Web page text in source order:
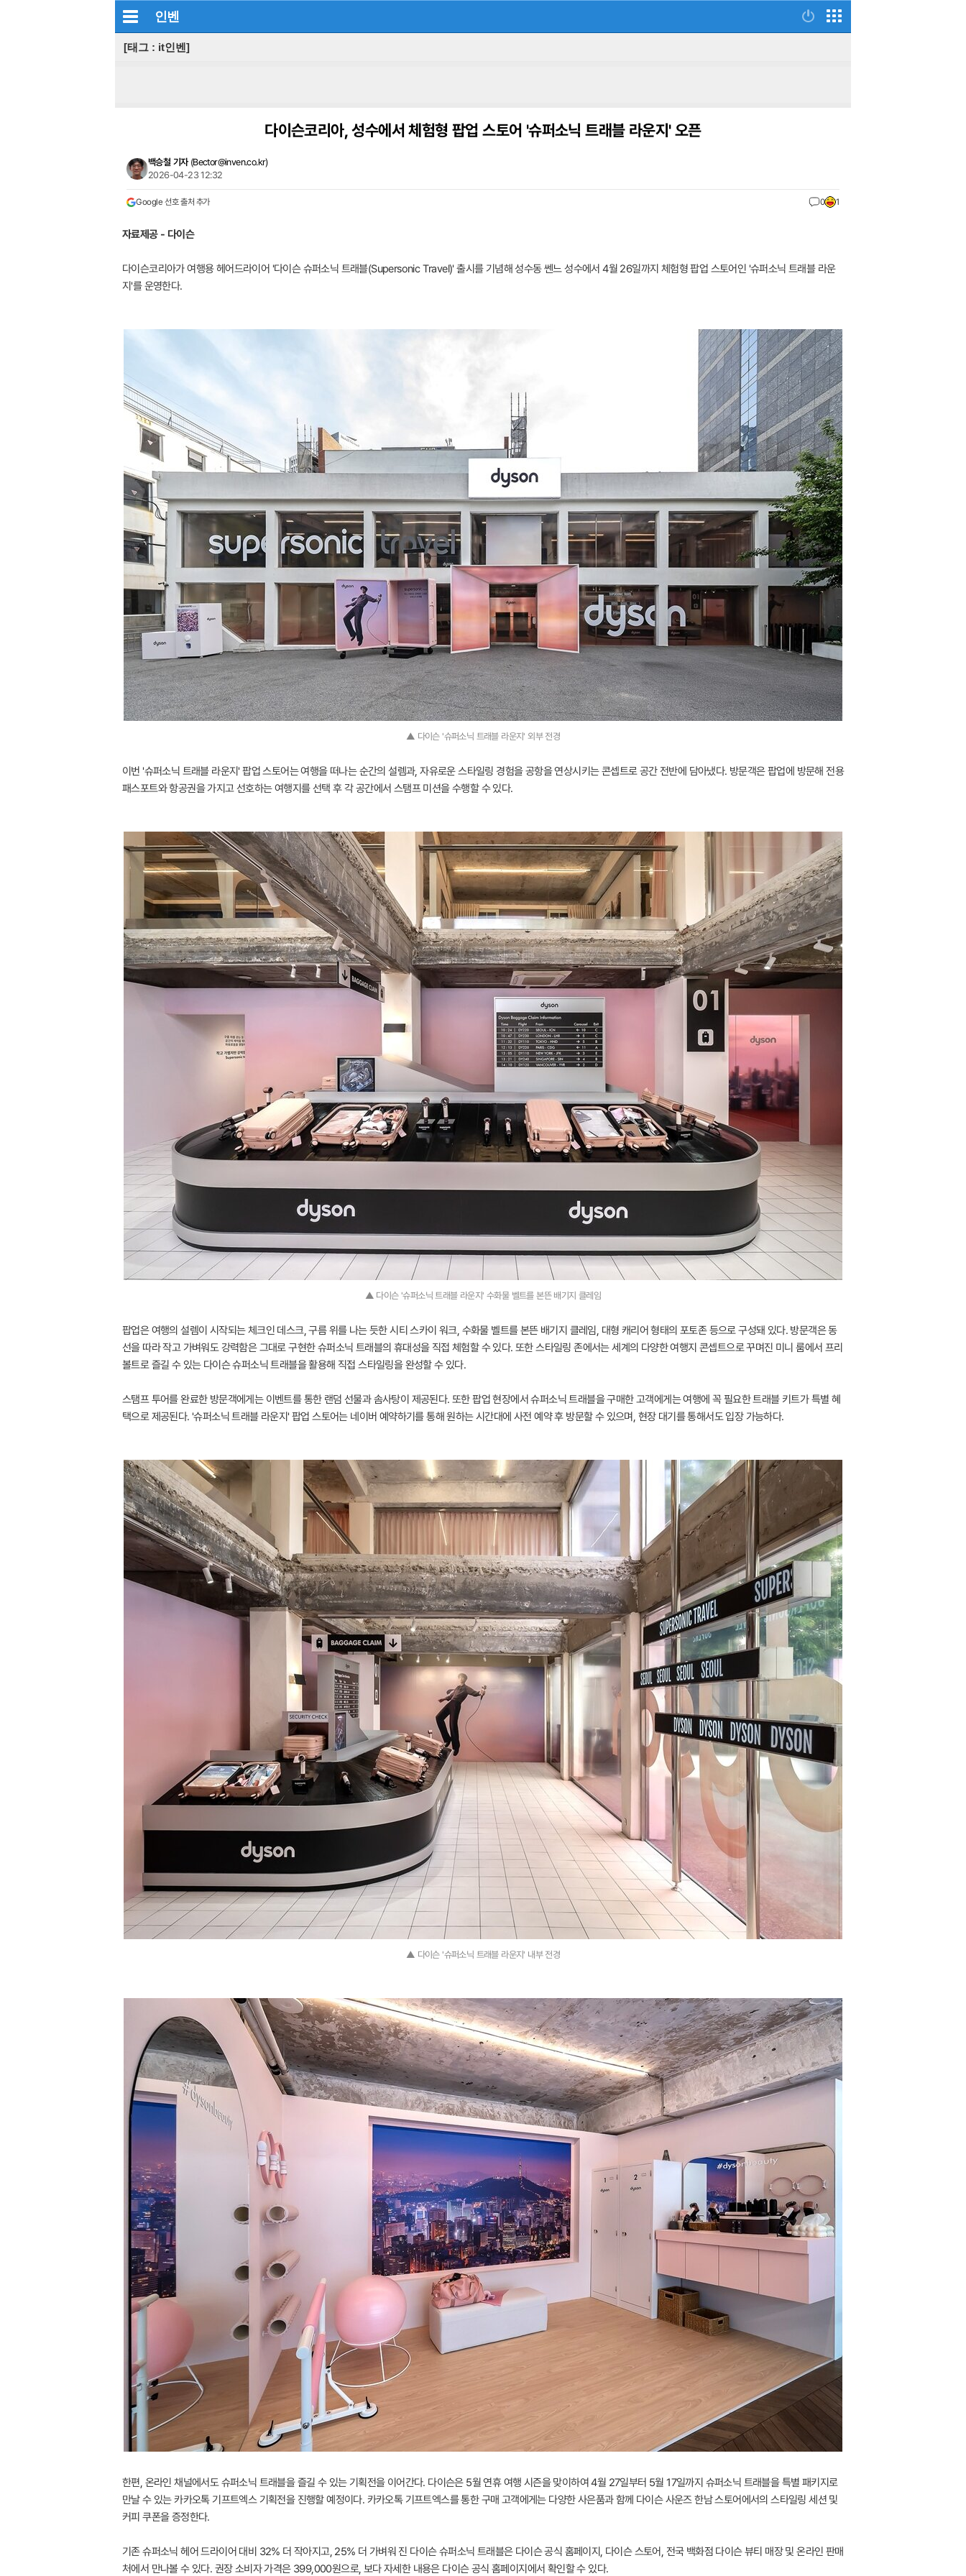
인벤
[태그 : it인벤]
다이슨코리아, 성수에서 체험형 팝업 스토어 '슈퍼소닉 트래블 라운지' 오픈
백승철 기자 (Bector@inven.co.kr)
2026-04-23 12:32
Google 선호 출처 추가 0 1
자료제공 - 다이슨
다이슨코리아가 여행용 헤어드라이어 '다이슨 슈퍼소닉 트래블(Supersonic Travel)' 출시를 기념해 성수동 쎈느 성수에서 4월 26일까지 체험형 팝업 스토어인 '슈퍼소닉 트래블 라운
지'를 운영한다.
▲ 다이슨 '슈퍼소닉 트래블 라운지' 외부 전경
이번 '슈퍼소닉 트래블 라운지' 팝업 스토어는 여행을 떠나는 순간의 설렘과, 자유로운 스타일링 경험을 공항을 연상시키는 콘셉트로 공간 전반에 담아냈다. 방문객은 팝업에 방문해 전용
패스포트와 항공권을 가지고 선호하는 여행지를 선택 후 각 공간에서 스탬프 미션을 수행할 수 있다.
▲ 다이슨 '슈퍼소닉 트래블 라운지' 수화물 벨트를 본뜬 배기지 클레임
팝업은 여행의 설렘이 시작되는 체크인 데스크, 구름 위를 나는 듯한 시티 스카이 워크, 수화물 벨트를 본뜬 배기지 클레임, 대형 캐리어 형태의 포토존 등으로 구성돼 있다. 방문객은 동
선을 따라 작고 가벼워도 강력함은 그대로 구현한 슈퍼소닉 트래블의 휴대성을 직접 체험할 수 있다. 또한 스타일링 존에서는 세계의 다양한 여행지 콘셉트으로 꾸며진 미니 룸에서 프리
볼트로 즐길 수 있는 다이슨 슈퍼소닉 트래블을 활용해 직접 스타일링을 완성할 수 있다.
스탬프 투어를 완료한 방문객에게는 이벤트를 통한 랜덤 선물과 솜사탕이 제공된다. 또한 팝업 현장에서 슈퍼소닉 트래블을 구매한 고객에게는 여행에 꼭 필요한 트래블 키트가 특별 혜
택으로 제공된다. '슈퍼소닉 트래블 라운지' 팝업 스토어는 네이버 예약하기를 통해 원하는 시간대에 사전 예약 후 방문할 수 있으며, 현장 대기를 통해서도 입장 가능하다.
▲ 다이슨 '슈퍼소닉 트래블 라운지' 내부 전경
한편, 온라인 채널에서도 슈퍼소닉 트래블을 즐길 수 있는 기획전을 이어간다. 다이슨은 5월 연휴 여행 시즌을 맞이하여 4월 27일부터 5월 17일까지 슈퍼소닉 트래블을 특별 패키지로
만날 수 있는 카카오톡 기프트엑스 기획전을 진행할 예정이다. 카카오톡 기프트엑스를 통한 구매 고객에게는 다양한 사은품과 함께 다이슨 사운즈 한남 스토어에서의 스타일링 세션 및
커피 쿠폰을 증정한다.
기존 슈퍼소닉 헤어 드라이어 대비 32% 더 작아지고, 25% 더 가벼워 진 다이슨 슈퍼소닉 트래블은 다이슨 공식 홈페이지, 다이슨 스토어, 전국 백화점 다이슨 뷰티 매장 및 온라인 판매
처에서 만나볼 수 있다. 권장 소비자 가격은 399,000원으로, 보다 자세한 내용은 다이슨 공식 홈페이지에서 확인할 수 있다.